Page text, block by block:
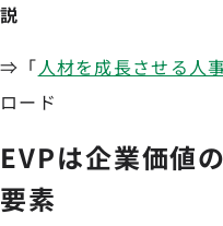
説
⇒「人材を成長させる人
ロード
EVPは企業価値
要素